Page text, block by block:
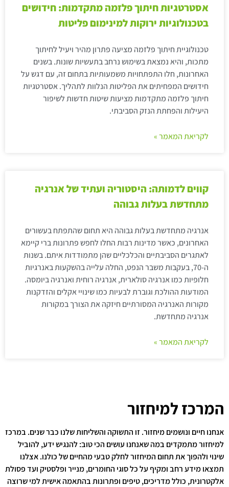
אסטרטגיות חיתוך פלזמה מתקדמות: חידושים
בטכנולוגיות ירוקות למינימום פליטות
טכנולוגיית חיתוך פלזמה מציעה פתרון מהיר ויעיל לחיתוך
מתכות, והיא נמצאת בשימוש נרחב בתעשיות שונות. בשנים
האחרונות, חלו התפתחויות משמעותיות בתחום זה, עם דגש על
חידושים המפחיתים את הפליטות הנלוות לתהליך. אסטרטגיות
חיתוך פלזמה מתקדמות מציעות שיטות חדשות לשיפור
היעילות והפחתת הנזק הסביבתי.
לקריאת המאמר »
קווים לדמותה: היסטוריה ועתיד של אנרגיה
מתחדשת בעלות גבוהה
אנרגיה מתחדשת בעלות גבוהה היא תחום שהתפתח בעשורים
האחרונים, כאשר מדינות רבות החלו לחפש פתרונות ברי קיימא
לאתגרים הסביבתיים והכלכליים שהן מתמודדות איתם. בשנות
ה-70, בעקבות משבר הנפט, החלה עלייה בהשקעות באנרגיות
חלופיות כמו אנרגיה סולארית, אנרגיה רוחית ואנרגיה ביומסה.
המודעות ההולכת וגוברת לבעיות כמו שינויי אקלים והזדקנות
מקורות האנרגיה המסורתיים חיזקה את הצורך במקורות
אנרגיה מתחדשת.
לקריאת המאמר »
המרכז למיחזור
אנחנו חיים ונושמים מיחזור. זו התשוקה והשליחות שלנו כבר שנים. במרכז
למיחזור מתמקדים במה שאנחנו עושים הכי טוב: להנגיש ידע, להוביל
שינוי ולהפוך את תחום המיחזור לחלק טבעי מהחיים של כולנו. אצלנו
תמצאו מידע רחב ומקיף על כל סוגי החומרים, מנייר ופלסטיק ועד פסולת
אלקטרונית, כולל מדריכים, טיפים ופתרונות בהתאמה אישית למי שרוצה